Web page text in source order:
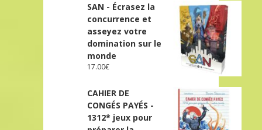
SAN - Écrasez la
concurrence et
asseyez votre
domination sur le
monde
17.00€
CAHIER DE
CONGÉS PAYÉS -
1312* jeux pour